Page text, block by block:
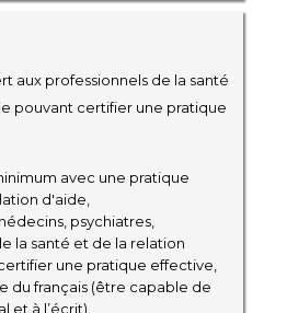
aux professionnels de la santé
pouvant certifier une pratique
avec une pratique
d'aide,
psychiatres,
la santé et de la relation
une pratique effective,
du français (être capable de
et à l’écrit),